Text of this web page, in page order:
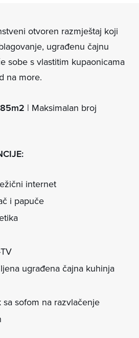
otvoren razmještaj koji
ugrađenu čajnu
sobe s vlastitim kupaonicama
na more.
85m2 | Maksimalan broj
internet
i papuče
ugrađena čajna kuhinja
sofom na razvlačenje